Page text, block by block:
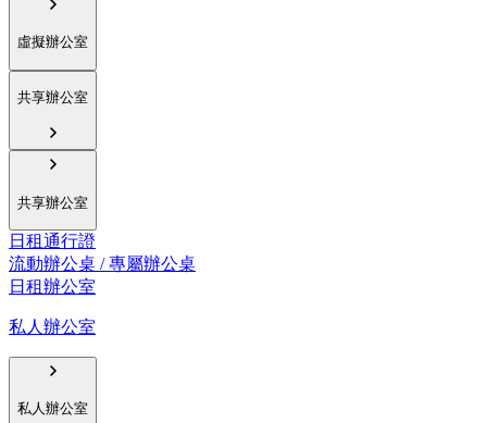
虛擬辦公室
共享辦公室
共享辦公室
日租通行證
流動辦公桌 / 專屬辦公桌
日租辦公室
私人辦公室
私人辦公室